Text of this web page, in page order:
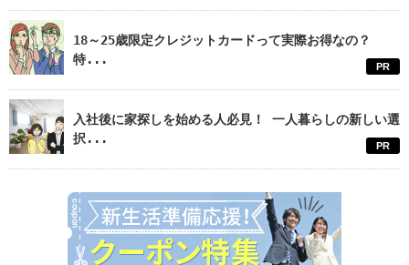
18～25歳限定クレジットカードって実際お得なの？
特...
PR
入社後に家探しを始める人必見！ 一人暮らしの新しい選
択...
PR